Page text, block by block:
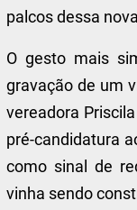
palcos dessa
O gesto mais
gravação de um
vereadora
pré-candidatura
como sinal de
vinha sendo